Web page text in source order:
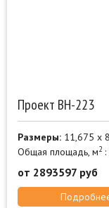
Проект ВН-223
Размеры: 11,675 х
Общая площадь, м2
от 2893597 руб